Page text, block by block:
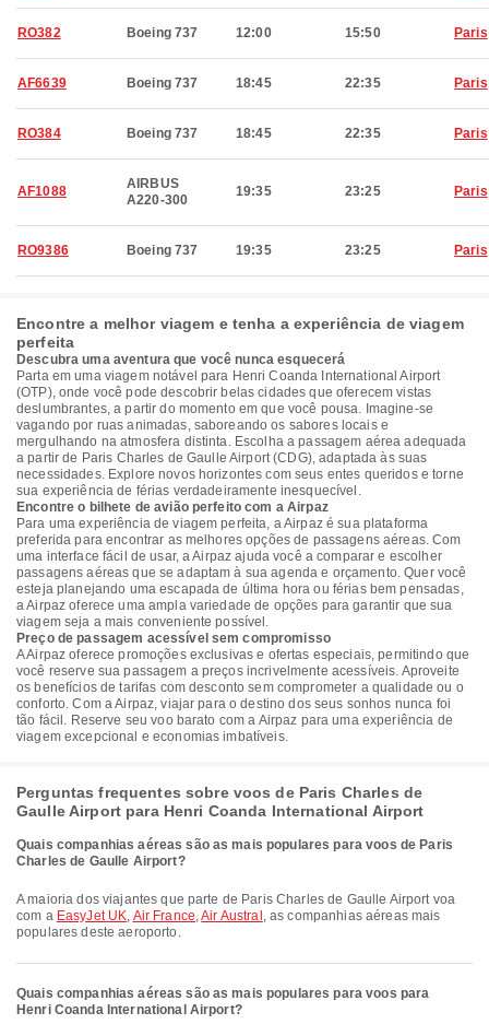
RO382 Boeing 737 12:00 15:50 Paris
AF6639 Boeing 737 18:45 22:35 Paris
RO384 Boeing 737 18:45 22:35 Paris
AF1088
AIRBUS
A220-300
19:35 23:25 Paris
RO9386 Boeing 737 19:35 23:25 Paris
Encontre a melhor viagem e tenha a experiência de viagem
perfeita
Descubra uma aventura que você nunca esquecerá
Parta em uma viagem notável para Henri Coanda International Airport
(OTP), onde você pode descobrir belas cidades que oferecem vistas
deslumbrantes, a partir do momento em que você pousa. Imagine-se
vagando por ruas animadas, saboreando os sabores locais e
mergulhando na atmosfera distinta. Escolha a passagem aérea adequada
a partir de Paris Charles de Gaulle Airport (CDG), adaptada às suas
necessidades. Explore novos horizontes com seus entes queridos e torne
sua experiência de férias verdadeiramente inesquecível.
Encontre o bilhete de avião perfeito com a Airpaz
Para uma experiência de viagem perfeita, a Airpaz é sua plataforma
preferida para encontrar as melhores opções de passagens aéreas. Com
uma interface fácil de usar, a Airpaz ajuda você a comparar e escolher
passagens aéreas que se adaptam à sua agenda e orçamento. Quer você
esteja planejando uma escapada de última hora ou férias bem pensadas,
a Airpaz oferece uma ampla variedade de opções para garantir que sua
viagem seja a mais conveniente possível.
Preço de passagem acessível sem compromisso
A Airpaz oferece promoções exclusivas e ofertas especiais, permitindo que
você reserve sua passagem a preços incrivelmente acessíveis. Aproveite
os benefícios de tarifas com desconto sem comprometer a qualidade ou o
conforto. Com a Airpaz, viajar para o destino dos seus sonhos nunca foi
tão fácil. Reserve seu voo barato com a Airpaz para uma experiência de
viagem excepcional e economias imbatíveis.
Perguntas frequentes sobre voos de Paris Charles de
Gaulle Airport para Henri Coanda International Airport
Quais companhias aéreas são as mais populares para voos de Paris
Charles de Gaulle Airport?
A maioria dos viajantes que parte de Paris Charles de Gaulle Airport voa
com a EasyJet UK, Air France,Air Austral , as companhias aéreas mais
populares deste aeroporto.
Quais companhias aéreas são as mais populares para voos para
Henri Coanda International Airport?